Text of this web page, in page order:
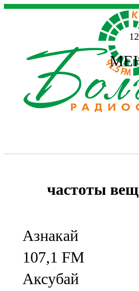
частоты
Азнакай
107,1 FM
Аксубай